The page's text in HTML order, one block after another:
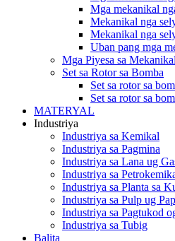
Mga mekanikal
Mekanikal nga
Mekanikal nga
Uban pang mga
Mga Piyesa sa
Set sa Rotor sa Bomba
Set sa rotor sa
Set sa rotor sa
MATERYAL
Industriya
Industriya sa Kemikal
Industriya sa Pagmina
Industriya sa Lana ug
Industriya sa
Industriya sa Planta sa
Industriya sa Pulp ug
Industriya sa Pagtukod
Industriya sa Tubig
Balita